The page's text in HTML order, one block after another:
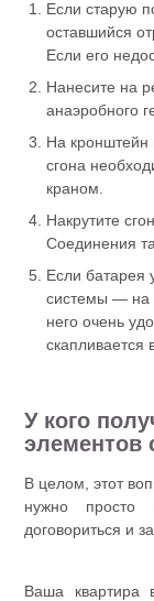
Если старую
оставшийся
Если его
Нанесите на
анаэробного
На кронштейн
сгона
краном.
Накрутите
Соединения
Если батарея
системы — на
него очень
скапливается
У кого
элементов
В целом, этот
нужно
договориться и
Ваша квартира